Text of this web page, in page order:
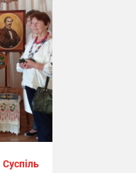
Суспільство